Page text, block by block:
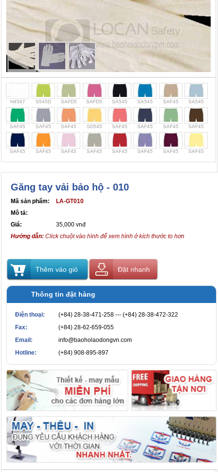
H4567 S545D SAFD5 SAFD5 SA545 SA545 SAF45 SA545
SAF45 SAF45 SAF45 SD545 SAF45 SAF45 SAF45 SAF45
SAF45 SAF45 SAF45 SAF45 SAF45 SAF45 SAF45 SAF45
Găng tay vải bảo hộ - 010
Mã sản phẩm:
LA-GT010
Mô tả:
Giá:
35,000 vnđ
Hướng dẫn: Click chuột vào hình để xem hình ở kích thước to hơn
Thêm vào giỏ Đặt nhanh
Thông tin đặt hàng
Điện thoại:
(+84) 28-38-471-258 --- (+84) 28-38-472-322
Fax:
(+84) 28-62-659-055
Email:
info@baoholaodongvn.com
Hotline:
(+84) 908-895-897
Cọc giao thông, rào chắn công trình
Bình chữa cháy, cứu hỏa
Chính sách bảo mật thông tin